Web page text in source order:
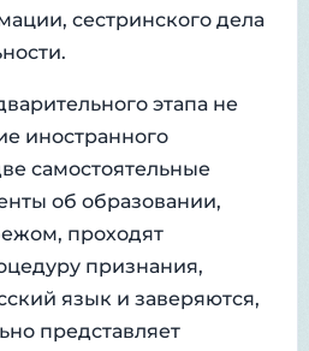
сестринского дела
этапа не
иностранного
самостоятельные
об образовании,
проходят
признания,
язык и заверяются,
представляет